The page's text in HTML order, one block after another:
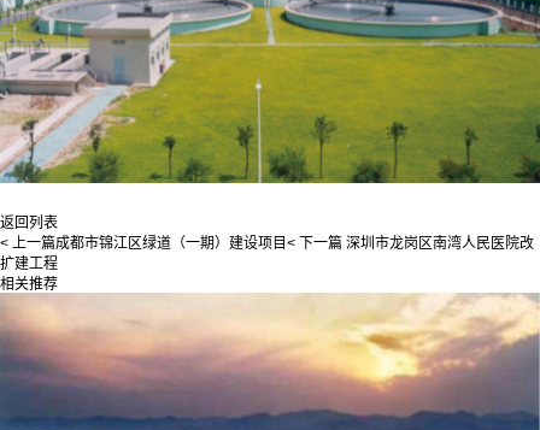
返回列表
< 上一篇成都市锦江区绿道（一期）建设项目 < 下一篇 深圳市龙岗区南湾人民医院改
扩建工程
相关推荐